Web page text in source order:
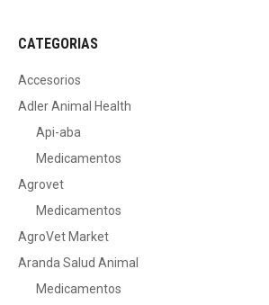
CATEGORIAS
Accesorios
Adler Animal Health
Api-aba
Medicamentos
Agrovet
Medicamentos
AgroVet Market
Aranda Salud Animal
Medicamentos